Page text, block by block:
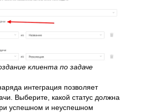
клиента по задаче
интеграция позволяет
Выберите, какой статус должна
успешном и неуспешном